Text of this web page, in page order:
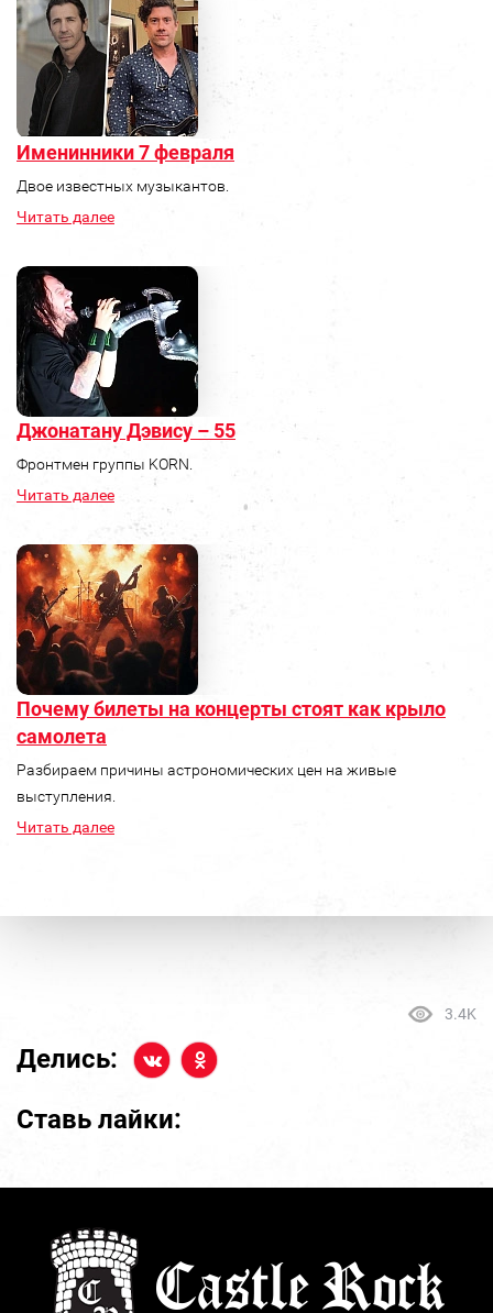
Именинники 7 февраля
Двое известных музыкантов.
Читать далее
Джонатану Дэвису – 55
Фронтмен группы KORN.
Читать далее
Почему билеты на концерты стоят как крыло
самолета
Разбираем причины астрономических цен на живые
выступления.
Читать далее
3.4K
Делись:
Ставь лайки: